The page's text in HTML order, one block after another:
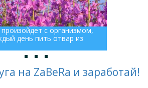
с организмом,
день пить отвар из
на ZaBeRa и заработай!